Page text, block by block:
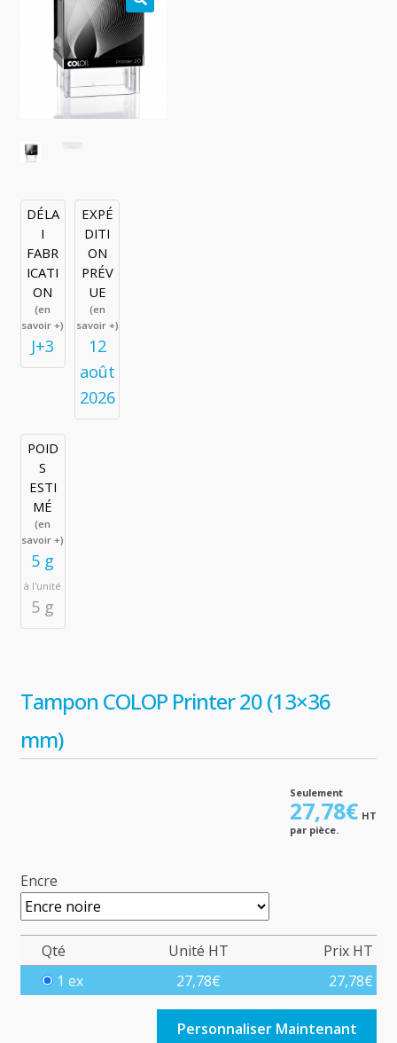
🔍
DÉLA
I
FABR
ICATI
ON
(en
savoir +)
J+3
EXPÉ
DITI
ON
PRÉV
UE
(en
savoir +)
12
août
2026
POID
S
ESTI
MÉ
(en
savoir +)
5 g
à l'unité
5 g
Tampon COLOP Printer 20 (13×36
mm)
Seulement
27,78€ HT
par pièce.
Encre
Qté Unité HT
Prix HT
1 ex
27,78€ 27,78€
Personnaliser Maintenant